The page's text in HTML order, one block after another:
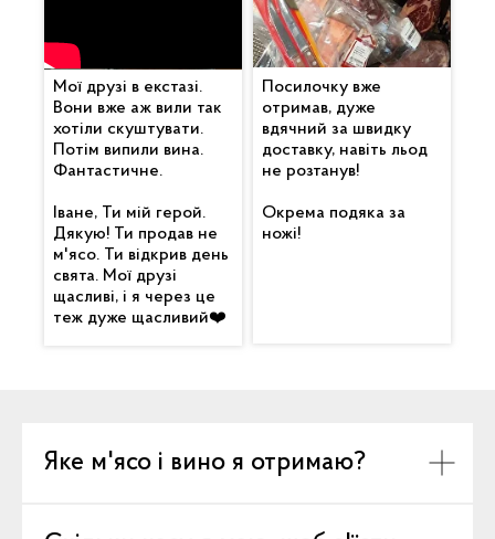
Мої друзі в екстазі.
Вони вже аж вили так
хотіли скуштувати.
Потім випили вина.
Фантастичне.
Іване, Ти мій герой.
Дякую! Ти продав не
м'ясо. Ти відкрив день
свята. Мої друзі
щасливі, і я через це
теж дуже щасливий❤️
Посилочку вже
отримав, дуже
вдячний за швидку
доставку, навіть льод
не розтанув!
Окрема подяка за
ножі!
Яке м'ясо і вино я отримаю?